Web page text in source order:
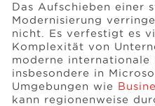
Das Aufschieben einer
Modernisierung
nicht. Es verfestigt es
Komplexität von
moderne internationale
insbesondere in
Umgebungen wie
kann regionenweise